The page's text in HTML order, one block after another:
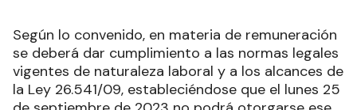
Según lo convenido, en materia de remuneración
se deberá dar cumplimiento a las normas legales
vigentes de naturaleza laboral y a los alcances de
la Ley 26.541/09, estableciéndose que el lunes 25